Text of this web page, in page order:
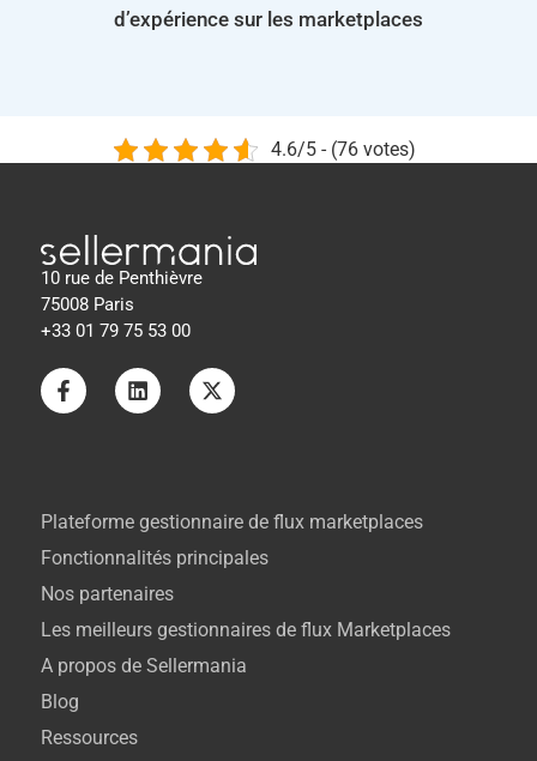
d’expérience sur les marketplaces
4.6/5 - (76 votes)
10 rue de Penthièvre
75008 Paris
+33 01 79 75 53 00
A propos de Sellermania
Blog
Ressources
Plateforme gestionnaire de flux marketplaces
Fonctionnalités principales
Nos partenaires
Les meilleurs gestionnaires de flux Marketplaces